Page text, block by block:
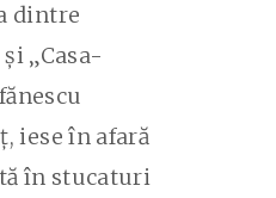
dintre
„Casa-
iese în afară
în stucaturi